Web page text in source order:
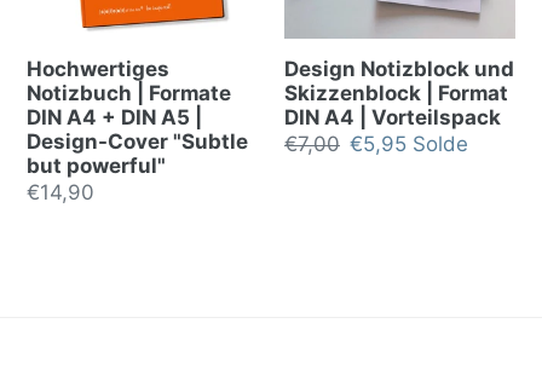
Hochwertiges
Notizbuch | Formate
DIN A4 + DIN A5 |
Design-Cover "Subtle
but powerful"
Prix
€14,90
Design Notizblock und
Skizzenblock | Format
DIN A4 | Vorteilspack
Prix
€7,00 Prix
€5,95 Solde